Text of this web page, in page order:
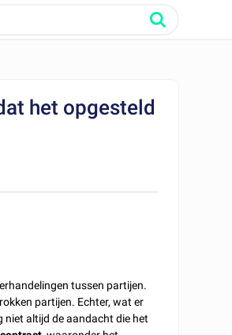
het opgesteld
tussen partijen.
partijen. Echter, wat er
niet altijd de aandacht die het